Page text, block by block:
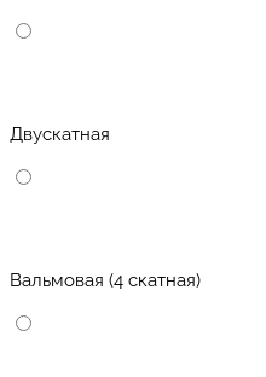
Двускатная
Вальмовая (4 скатная)